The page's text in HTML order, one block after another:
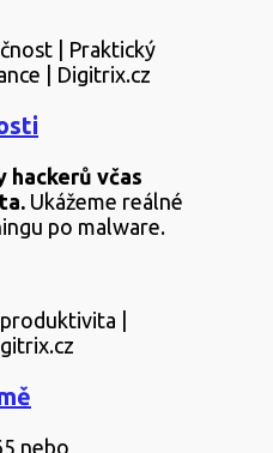
hackerů včas
Ukážeme reálné
po malware.
nebo